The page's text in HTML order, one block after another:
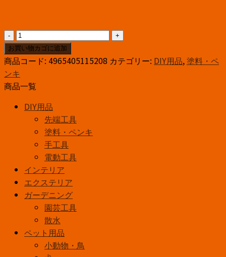
ﾜ
ｼ
ﾝ
水
性
レ
300ml
透
明
お買い物カゴに追加
商品コード: 4965405115208 カテゴリー: DIY用品,塗料・ペ
ンキ
商品一覧
DIY用品
先端工具
塗料・ペンキ
手工具
電動工具
インテリア
エクステリア
ガーデニング
園芸工具
散水
ペット用品
小動物・鳥